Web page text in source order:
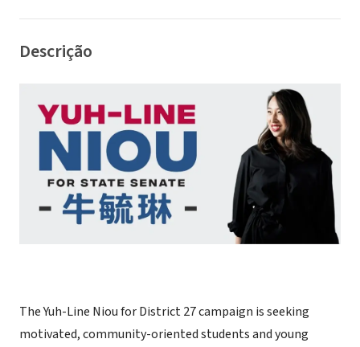
Descrição
The Yuh-Line Niou for District 27 campaign is seeking
motivated, community-oriented students and young